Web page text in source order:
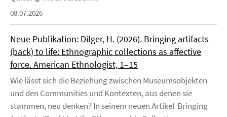
08.07.2026
Neue Publikation: Dilger, H. (2026). Bringing artifacts
(back) to life: Ethnographic collections as affective
force. American Ethnologist, 1–15
Wie lässt sich die Beziehung zwischen Museumsobjekten
und den Communities und Kontexten, aus denen sie
stammen, neu denken? In seinem neuen Artikel Bringing